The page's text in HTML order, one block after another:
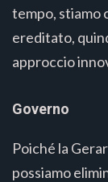
tempo, stiamo
ereditato,
approccio
Governo
Poiché la
possiamo